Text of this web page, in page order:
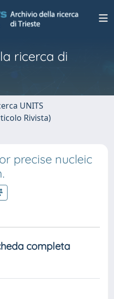
ricerca di
UNITS
Rivista)
precise nucleic
completa